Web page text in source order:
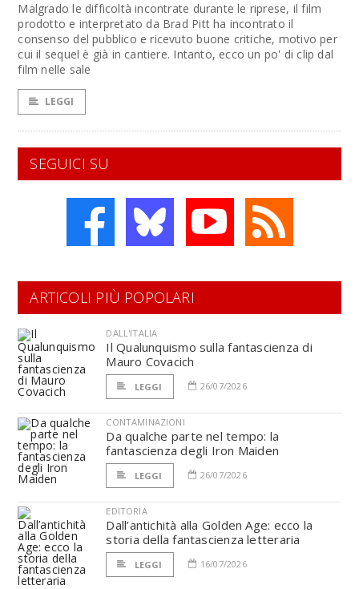
Malgrado le difficoltà incontrate durante le riprese, il film
prodotto e interpretato da Brad Pitt ha incontrato il
consenso del pubblico e ricevuto buone critiche, motivo per
cui il sequel è già in cantiere. Intanto, ecco un po' di clip dal
film nelle sale
LEGGI
SEGUICI SU
ARTICOLI PIÙ POPOLARI
DALL'ITALIA
Il Qualunquismo sulla fantascienza di
Mauro Covacich
LEGGI 26/07/2026
CONTAMINAZIONI
Da qualche parte nel tempo: la
fantascienza degli Iron Maiden
LEGGI 26/07/2026
EDITORIA
Dall’antichità alla Golden Age: ecco la
storia della fantascienza letteraria
LEGGI 16/07/2026